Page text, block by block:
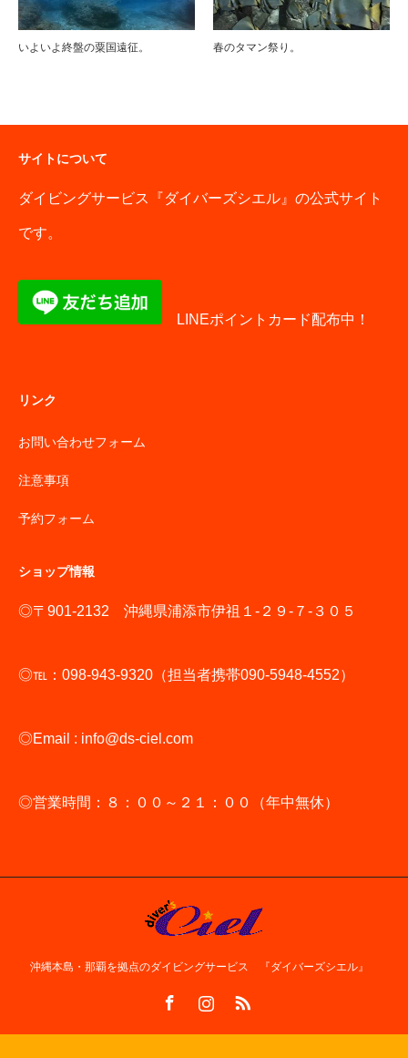
いよいよ終盤の粟国遠征。 春のタマン祭り。
サイトについて
ダイビングサービス『ダイバーズシエル』の公式サイト
です。
LINEポイントカード配布中！
リンク
お問い合わせフォーム
注意事項
予約フォーム
ショップ情報
◎〒901-2132 沖縄県浦添市伊祖１-２９-７-３０５
◎℡：098-943-9320（担当者携帯090-5948-4552）
◎Email : info@ds-ciel.com
◎営業時間：８：００～２１：００（年中無休）
沖縄本島・那覇を拠点のダイビングサービス 『ダイバーズシエル』